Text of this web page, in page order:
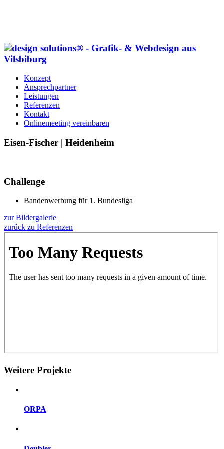
Konzept
Ansprechpartner
Leistungen
Referenzen
Kontakt
Onlinemeeting vereinbaren
Eisen-Fischer | Heidenheim
Challenge
Bandenwerbung für 1. Bundesliga
zur Bildergalerie
zurück zu Referenzen
Weitere Projekte
ORPA